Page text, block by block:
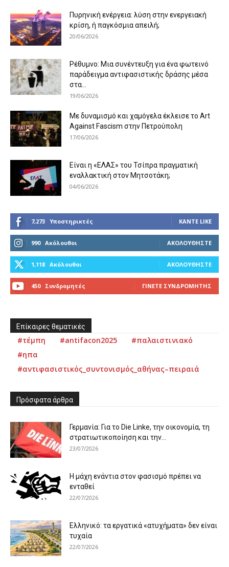
Πυρηνική ενέργεια: λύση στην ενεργειακή
κρίση, ή παγκόσμια απειλή;
20/06/2026
Ρέθυμνο: Μια συνέντευξη για ένα φωτεινό
παράδειγμα αντιφασιστικής δράσης μέσα
στα...
19/06/2026
Με δυναμισμό και χαμόγελα έκλεισε το Art
Against Fascism στην Πετρούπολη
17/06/2026
Είναι η «ΕΛΑΣ» του Τσίπρα πραγματική
εναλλακτική στον Μητσοτάκη;
04/06/2026
7,273 Υποστηρικτές ΚΆΝΤΕ LIKE
990 Ακόλουθοι ΑΚΟΛΟΥΘΉΣΤΕ
1,118 Ακόλουθοι ΑΚΟΛΟΥΘΉΣΤΕ
450 Συνδρομητές ΓΊΝΕΤΕ ΣΥΝΔΡΟΜΗΤΉΣ
Επίκαιρες θεματικές
#τέμπη #antifacon2025
#παλαιστινιακό
#ηπα
#αντιφασιστικός_συντονισμός_αθήνας–πειραιά
Πρόσφατα άρθρα
Γερμανία: Για το Die Linke, την οικονομία, τη
στρατιωτικοποίηση και την...
23/07/2026
Η μάχη ενάντια στον φασισμό πρέπει να
ενταθεί
22/07/2026
Ελληνικό: τα εργατικά «ατυχήματα» δεν είναι
τυχαία
22/07/2026